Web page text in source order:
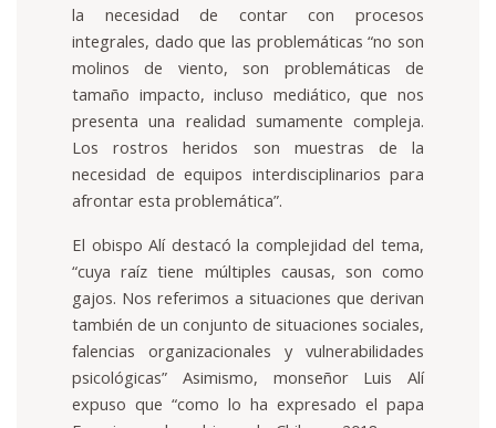
la necesidad de contar con procesos
integrales, dado que las problemáticas “no son
molinos de viento, son problemáticas de
tamaño impacto, incluso mediático, que nos
presenta una realidad sumamente compleja.
Los rostros heridos son muestras de la
necesidad de equipos interdisciplinarios para
afrontar esta problemática”.
El obispo Alí destacó la complejidad del tema,
“cuya raíz tiene múltiples causas, son como
gajos. Nos referimos a situaciones que derivan
también de un conjunto de situaciones sociales,
falencias organizacionales y vulnerabilidades
psicológicas” Asimismo, monseñor Luis Alí
expuso que “como lo ha expresado el papa